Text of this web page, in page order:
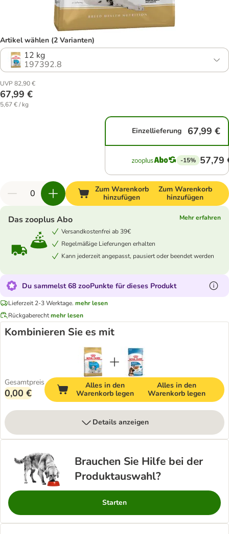
Artikel wählen (2 Varianten)
12 kg
197392.8
UVP 82,90 €
67,99 €
5,67 € / kg
Einzellieferung 67,99 €
-15% 57,79
Zum Warenkorb
hinzufügen
Zum Warenkorb
hinzufügen
Das zooplus Abo
Mehr erfahren
Versandkostenfrei ab 39€
Regelmäßige Lieferungen erhalten
Kann jederzeit angepasst, pausiert oder beendet werden
Du sammelst 68 zooPunkte für dieses Produkt
Lieferzeit 2-3 Werktage. mehr lesen
Rückgaberechtmehr lesen
Kombinieren Sie es mit
Gesamtpreis
0,00 €
Alles in den
Warenkorb legen
Alles in den
Warenkorb legen
Details anzeigen
Brauchen Sie Hilfe bei der
Produktauswahl?
Starten